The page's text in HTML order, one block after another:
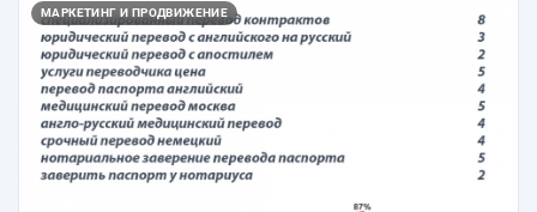
МАРКЕТИНГ И ПРОДВИЖЕНИЕ